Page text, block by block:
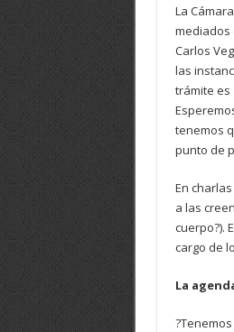
La
mediados
Carlos
las
trámite es
tenemos
punto de
En
a las
cuerpo?).
cargo de
La